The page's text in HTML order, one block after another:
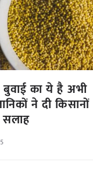
बुवाई का ये है अभी
ने दी किसानों